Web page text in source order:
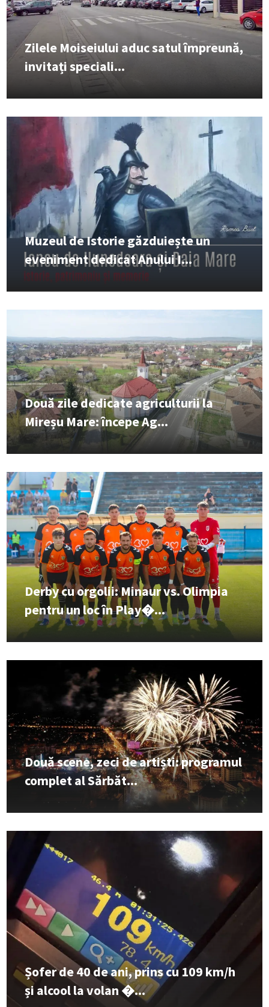
Zilele Moiseiului aduc satul împreună,
invitați speciali...
Muzeul de Istorie găzduiește un
eveniment dedicat Anului I...
Două zile dedicate agriculturii la
Mireșu Mare: începe Ag...
Derby cu orgolii: Minaur vs. Olimpia
pentru un loc în Play�...
Două scene, zeci de artiști: programul
complet al Sărbăt...
Șofer de 40 de ani, prins cu 109 km/h
și alcool la volan �...